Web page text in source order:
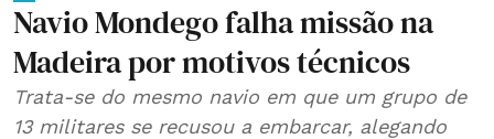
Navio Mondego falha missão na
Madeira por motivos técnicos
Trata-se do mesmo navio em que um grupo de
13 militares se recusou a embarcar, alegando